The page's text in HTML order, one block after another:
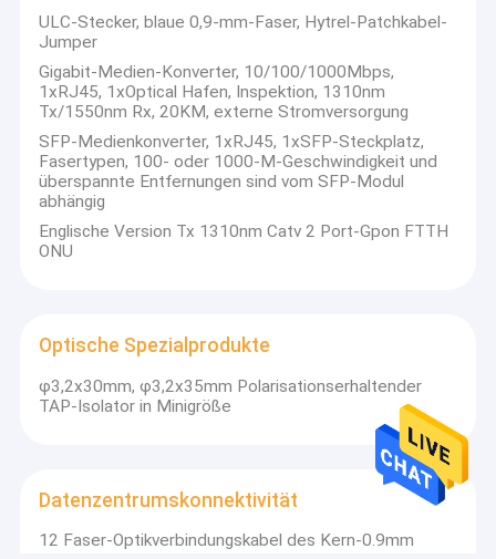
ULC-Stecker, blaue 0,9-mm-Faser, Hytrel-Patchkabel-
Jumper
Gigabit-Medien-Konverter, 10/100/1000Mbps,
1xRJ45, 1xOptical Hafen, Inspektion, 1310nm
Tx/1550nm Rx, 20KM, externe Stromversorgung
SFP-Medienkonverter, 1xRJ45, 1xSFP-Steckplatz,
Fasertypen, 100- oder 1000-M-Geschwindigkeit und
überspannte Entfernungen sind vom SFP-Modul
abhängig
Englische Version Tx 1310nm Catv 2 Port-Gpon FTTH
ONU
Optische Spezialprodukte
φ3,2x30mm, φ3,2x35mm Polarisationserhaltender
TAP-Isolator in Minigröße
Datenzentrumskonnektivität
12 Faser-Optikverbindungskabel des Kern-0.9mm